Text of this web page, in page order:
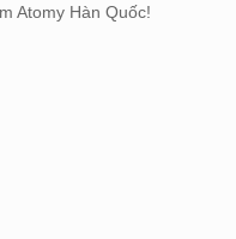
Atomy Hàn Quốc!